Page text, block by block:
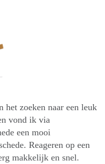
het zoeken naar een leuk
vond ik via
een mooi
Reageren op een
makkelijk en snel.